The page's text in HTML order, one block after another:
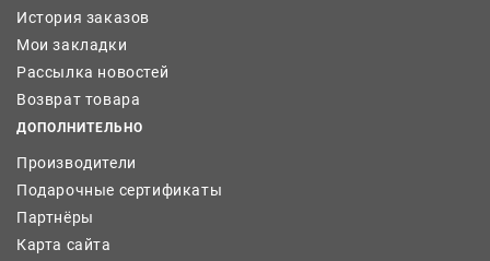
История заказов
Мои закладки
Рассылка новостей
Возврат товара
ДОПОЛНИТЕЛЬНО
Производители
Подарочные сертификаты
Партнёры
Карта сайта